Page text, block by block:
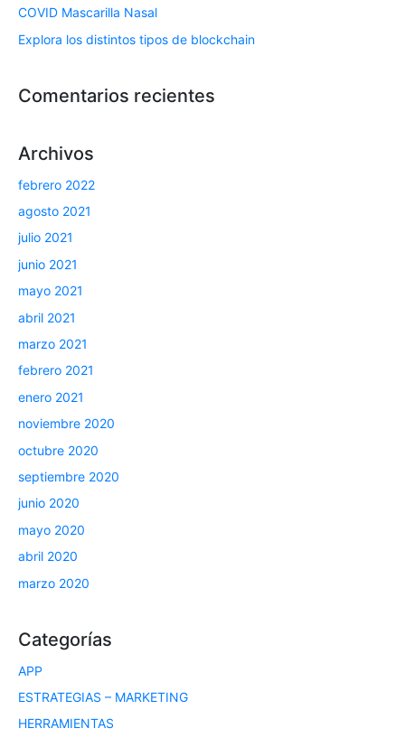
COVID Mascarilla Nasal
Explora los distintos tipos de blockchain
Comentarios recientes
Archivos
febrero 2022
agosto 2021
julio 2021
junio 2021
mayo 2021
abril 2021
marzo 2021
febrero 2021
enero 2021
noviembre 2020
octubre 2020
septiembre 2020
junio 2020
mayo 2020
abril 2020
marzo 2020
Categorías
APP
ESTRATEGIAS – MARKETING
HERRAMIENTAS